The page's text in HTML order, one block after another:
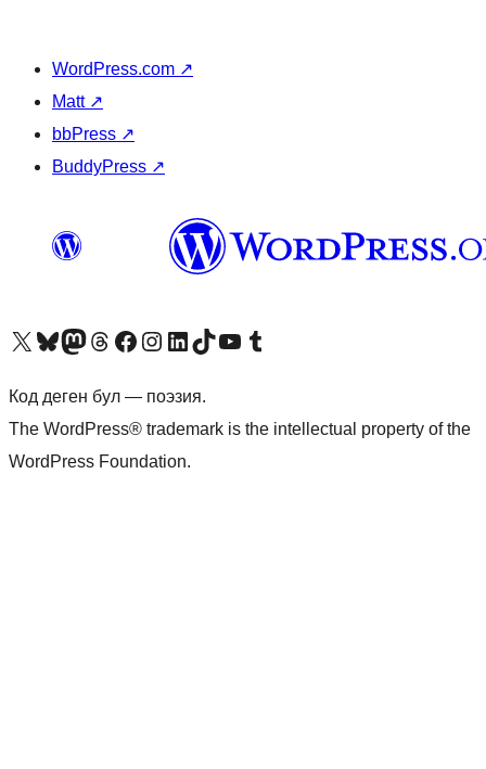
WordPress.com ↗
Matt ↗
bbPress ↗
BuddyPress ↗
Visit our X (formerly Twitter) account
Visit our Bluesky account
Биздин Mastodon түрмөгүбүзгө баш багыңыз
Visit our Threads account
Биздин Facebook баракчабызга кириңиз
Биздин Instagram баракчабызга баш багыңыз
Биздин LinkedIn баракчабызга баш багыңыз
Visit our TikTok account
Visit our YouTube channel
Visit our Tumblr account
Код деген бул — поэзия.
The WordPress® trademark is the intellectual property of the
WordPress Foundation.